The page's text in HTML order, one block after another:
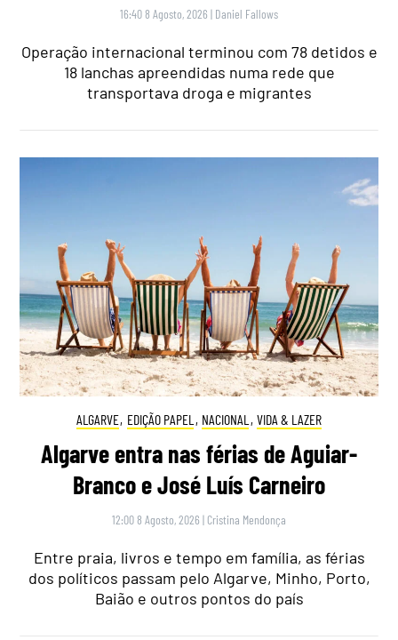
16:40 8 Agosto, 2026 | Daniel Fallows
Operação internacional terminou com 78 detidos e
18 lanchas apreendidas numa rede que
transportava droga e migrantes
ALGARVE, EDIÇÃO PAPEL , NACIONAL , VIDA & LAZER
Algarve entra nas férias de Aguiar-
Branco e José Luís Carneiro
12:00 8 Agosto, 2026 | Cristina Mendonça
Entre praia, livros e tempo em família, as férias
dos políticos passam pelo Algarve, Minho, Porto,
Baião e outros pontos do país